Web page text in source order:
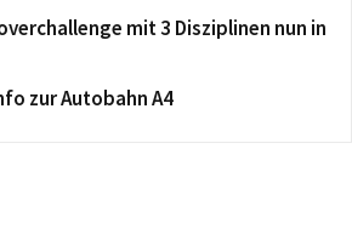
mit 3 Disziplinen nun in
zur Autobahn A4